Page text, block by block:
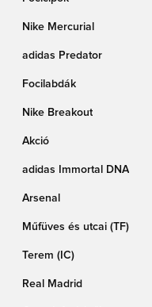
Nike Mercurial
adidas Predator
Focilabdák
Nike Breakout
Akció
adidas Immortal DNA
Arsenal
Műfüves és utcai (TF)
Terem (IC)
Real Madrid